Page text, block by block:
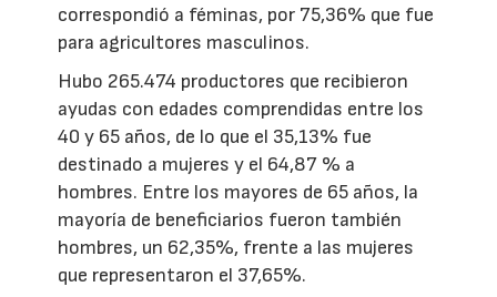
correspondió a féminas, por 75,36% que fue
para agricultores masculinos.
Hubo 265.474 productores que recibieron
ayudas con edades comprendidas entre los
40 y 65 años, de lo que el 35,13% fue
destinado a mujeres y el 64,87 % a
hombres. Entre los mayores de 65 años, la
mayoría de beneficiarios fueron también
hombres, un 62,35%, frente a las mujeres
que representaron el 37,65%.